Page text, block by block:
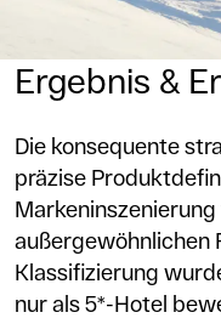
Ergebnis &
Die konsequente
präzise
außergewöhnlichen
Klassifizierung
nur als 5*-Hotel